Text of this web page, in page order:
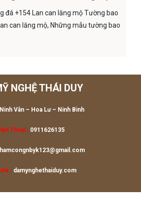
đá +154 Lan can lăng mộ Tường bao
can lăng mộ, Những mẫu tường bao
NGHỆ THÁI DUY
Ninh Vân – Hoa Lư – Ninh Bình
Thoại : 0911626135
:damynghethaiduy.com